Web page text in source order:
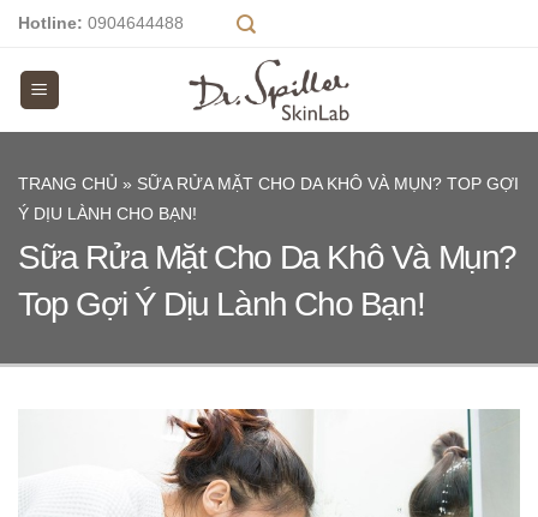
Skip
content
Hotline: 0904644488
TRANG CHỦ » SỮA RỬA MẶT CHO DA KHÔ VÀ MỤN? TOP GỢI
Ý DỊU LÀNH CHO BẠN!
Sữa Rửa Mặt Cho Da Khô Và Mụn?
Top Gợi Ý Dịu Lành Cho Bạn!